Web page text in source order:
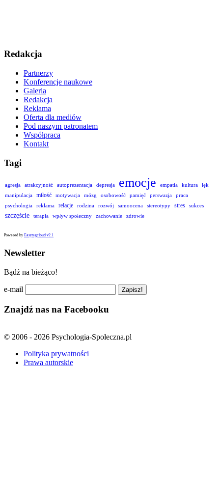
Redakcja
Partnerzy
Konferencje naukowe
Galeria
Redakcja
Reklama
Oferta dla mediów
Pod naszym patronatem
Współpraca
Kontakt
Tagi
agresja atrakcyjność autoprezentacja depresja emocje empatia kultura
lęk
manipulacja
miłość motywacja mózg osobowość pamięć perswazja
praca
psychologia
reklama relacje rodzina rozwój samoocena stereotypy stres sukces
szczęście terapia wpływ społeczny zachowanie zdrowie
Powered by Easytagcloud v2.1
Newsletter
Bądź na bieżąco!
e-mail
Znajdź nas na Facebooku
© 2006 - 2026 Psychologia-Spoleczna.pl
Polityka prywatności
Prawa autorskie